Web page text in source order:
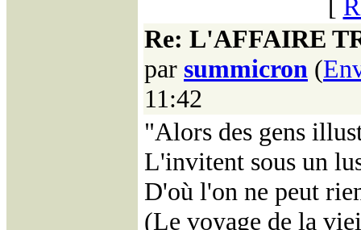
Re: L'AFFAIRE
par summicron (
11:42
"Alors des gens
L'invitent sous un
D'où l'on ne peut
(Le voyage de la